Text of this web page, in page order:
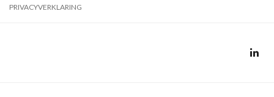
PRIVACYVERKLARING